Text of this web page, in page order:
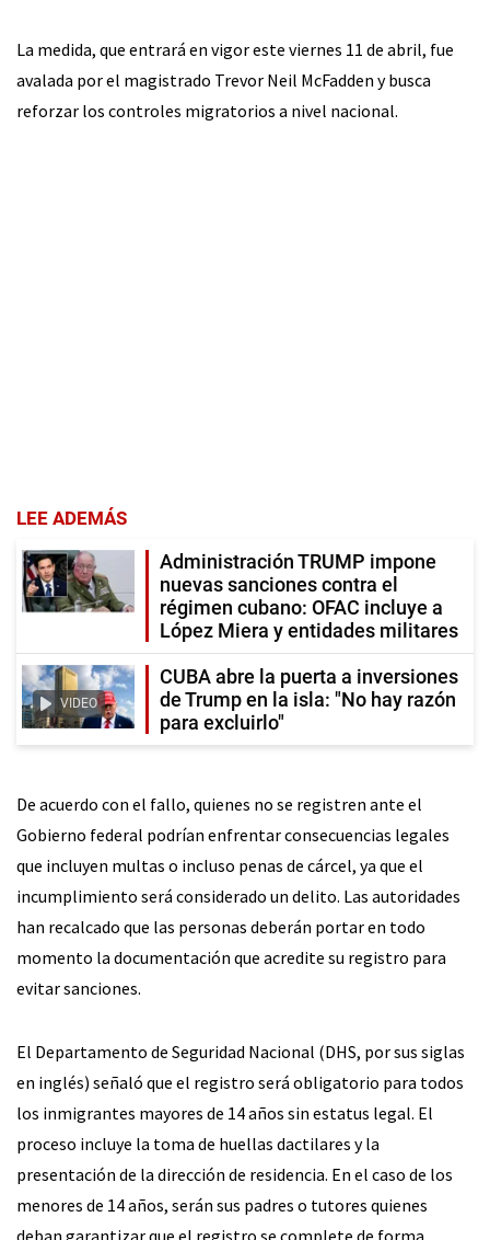
La medida, que entrará en vigor este viernes 11 de abril, fue
avalada por el magistrado Trevor Neil McFadden y busca
reforzar los controles migratorios a nivel nacional.
LEE ADEMÁS
Administración TRUMP impone
nuevas sanciones contra el
régimen cubano: OFAC incluye a
López Miera y entidades militares
VIDEO
CUBA abre la puerta a inversiones
de Trump en la isla: "No hay razón
para excluirlo"
De acuerdo con el fallo, quienes no se registren ante el
Gobierno federal podrían enfrentar consecuencias legales
que incluyen multas o incluso penas de cárcel, ya que el
incumplimiento será considerado un delito. Las autoridades
han recalcado que las personas deberán portar en todo
momento la documentación que acredite su registro para
evitar sanciones.
El Departamento de Seguridad Nacional (DHS, por sus siglas
en inglés) señaló que el registro será obligatorio para todos
los inmigrantes mayores de 14 años sin estatus legal. El
proceso incluye la toma de huellas dactilares y la
presentación de la dirección de residencia. En el caso de los
menores de 14 años, serán sus padres o tutores quienes
deban garantizar que el registro se complete de forma